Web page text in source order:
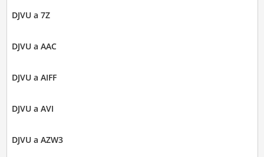
DJVU a 7Z
DJVU a AAC
DJVU a AIFF
DJVU a AVI
DJVU a AZW3